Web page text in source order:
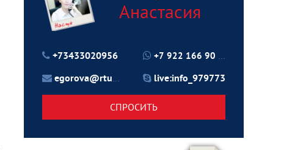
Анастасия
+73433020956
egorova@rtu24.ru
+7 922 166 90 70
live:info_979773
СПРОСИТЬ